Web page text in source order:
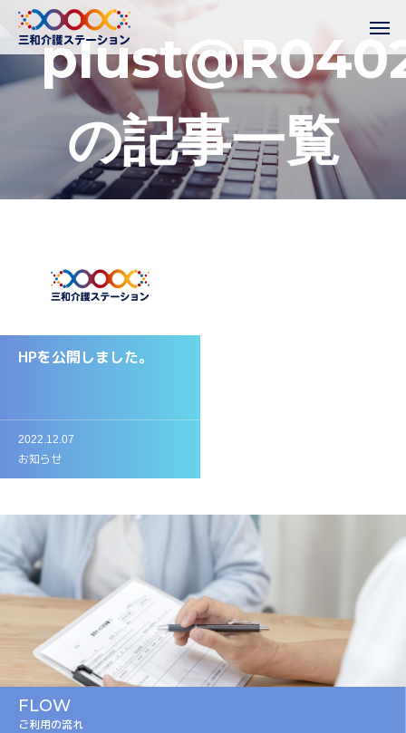
plust@R040
の記事一覧
HPを公開しました。
2022.12.07
お知らせ
FLOW
ご利用の流れ